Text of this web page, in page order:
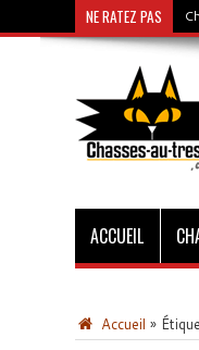
NE RATEZ PAS
ACCUEIL
Accueil »